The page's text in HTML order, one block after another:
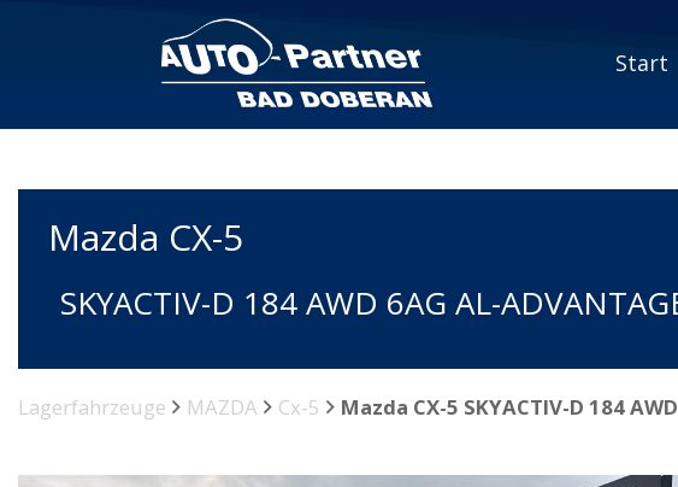
Start
Mazda CX-5
SKYACTIV-D 184 AWD 6AG AL-
Lagerfahrzeuge MAZDA Cx-5 Mazda CX-5 SKYACTIV-D 184